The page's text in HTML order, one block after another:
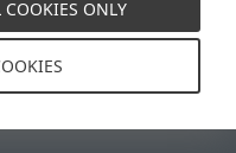
Spravovat cookies
používání souborů
COOKIES ONLY